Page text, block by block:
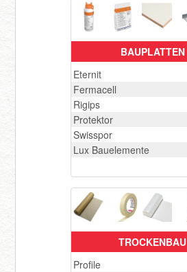
BAUPLATTEN
Eternit
Fermacell
Rigips
Protektor
Swisspor
Lux Bauelemente
TROCKENBAU
Profile